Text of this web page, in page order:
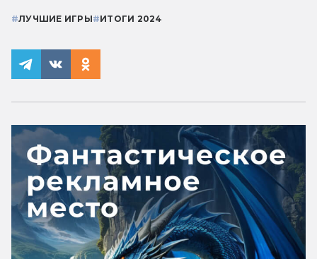
#ЛУЧШИЕ ИГРЫ#ИТОГИ 2024